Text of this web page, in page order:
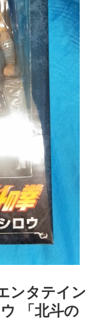
ンタテイン
「北斗の